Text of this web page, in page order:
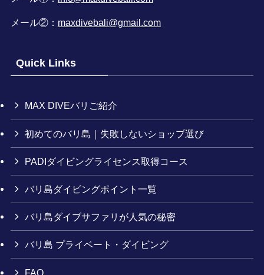
メール②： maxdivebali@gmail.com
Quick Links
MAX DIVEバリご紹介
初めてのバリ島｜失敗しないショップ選び
PADIダイビングライセンス取得コース
バリ島ダイビングポイント一覧
バリ島ダイブサファリが人気の秘密
バリ島 プライベート・ダイビング
FAQ